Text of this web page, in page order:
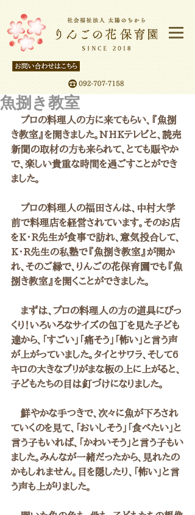
魚捌き教室
プロの料理人の方に来てもらい、『魚捌
き教室』を開きました。NHKテレビと、読売
新聞の取材の方も来られて、とても賑やか
で、楽しい貴重な時間を過ごすことができ
ました。
プロの料理人の福田さんは、中村大学
前で料理店を経営されています。そのお店
をK・R先生が食事で訪れ、意気投合して、
K・R先生の私塾で『魚捌き教室』が開か
れ、そのご縁で、りんごの花保育園でも『魚
捌き教室』を開くことができました。
まずは、プロの料理人の方の道具にびっ
くり！いろいろなサイズの包丁を見た子ども
達から、「すごい」「痛そう」「怖い」と言う声
が上がっていました。タイとサワラ、そして6
キロの大きなブリがまな板の上に上がると、
子どもたちの目は釘づけになりました。
鮮やかな手つきで、次々に魚が下ろされ
ていくのを見て、「おいしそう」「食べたい」と
言う子もいれば、「かわいそう」と言う子もい
ました。みんなが一緒だったから、見れたの
かもしれません。目を隠したり、「怖い」と言
う声も上がりました。